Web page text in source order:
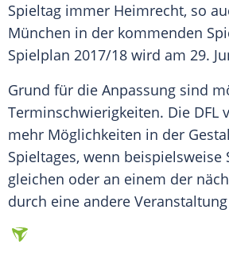
Spieltag immer Heimrecht, so
München in der kommenden
Spielplan 2017/18 wird am 29.
Grund für die Anpassung sind
Terminschwierigkeiten. Die DFL
mehr Möglichkeiten in der
Spieltages, wenn beispielsweise
gleichen oder an einem der
durch eine andere